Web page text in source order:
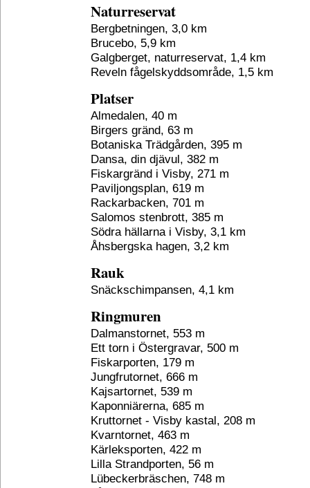
Naturreservat
Bergbetningen, 3,0 km
Brucebo, 5,9 km
Galgberget, naturreservat, 1,4 km
Reveln fågelskyddsområde, 1,5 km
Platser
Almedalen, 40 m
Birgers gränd, 63 m
Botaniska Trädgården, 395 m
Dansa, din djävul, 382 m
Fiskargränd i Visby, 271 m
Paviljongsplan, 619 m
Rackarbacken, 701 m
Salomos stenbrott, 385 m
Södra hällarna i Visby, 3,1 km
Åhsbergska hagen, 3,2 km
Rauk
Snäckschimpansen, 4,1 km
Ringmuren
Dalmanstornet, 553 m
Ett torn i Östergravar, 500 m
Fiskarporten, 179 m
Jungfrutornet, 666 m
Kajsartornet, 539 m
Kaponniärerna, 685 m
Kruttornet - Visby kastal, 208 m
Kvarntornet, 463 m
Kärleksporten, 422 m
Lilla Strandporten, 56 m
Lübeckerbräschen, 748 m